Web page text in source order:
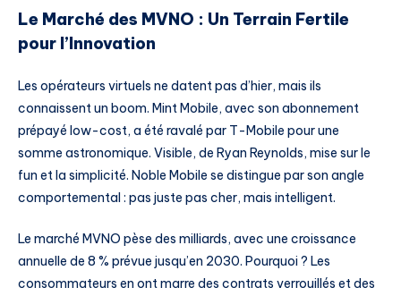
Le Marché des MVNO : Un Terrain Fertile
pour l’Innovation
Les opérateurs virtuels ne datent pas d’hier, mais ils
connaissent un boom. Mint Mobile, avec son abonnement
prépayé low-cost, a été ravalé par T-Mobile pour une
somme astronomique. Visible, de Ryan Reynolds, mise sur le
fun et la simplicité. Noble Mobile se distingue par son angle
comportemental : pas juste pas cher, mais intelligent.
Le marché MVNO pèse des milliards, avec une croissance
annuelle de 8 % prévue jusqu’en 2030. Pourquoi ? Les
consommateurs en ont marre des contrats verrouillés et des